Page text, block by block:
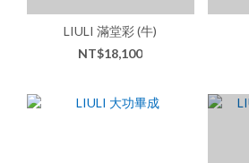
LIULI 滿堂彩 (牛)
NT$18,100